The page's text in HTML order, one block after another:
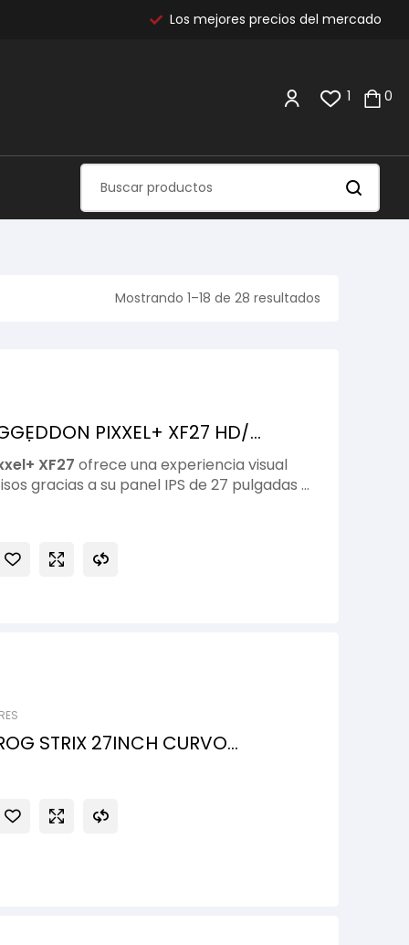
Los mejores precios del mercado
1 0
Mostrando 1–18 de 28 resultados
PIXXEL+ XF27 HD/
XF27 ofrece una experiencia visual
gracias a su panel IPS de 27 pulgadas y
combina un tamaño amplio con
suaves para disfrutar cada
STRIX 27INCH CURVO
USB-C 180Hz Negro